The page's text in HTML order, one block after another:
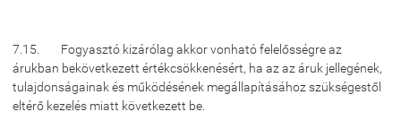
7.15. Fogyasztó kizárólag akkor vonható felelősségre az
árukban bekövetkezett értékcsökkenésért, ha az az áruk jellegének,
tulajdonságainak és működésének megállapításához szükségestől
eltérő kezelés miatt következett be.